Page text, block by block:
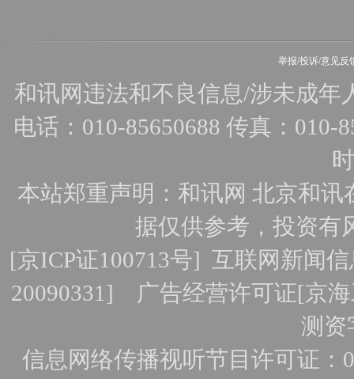
举报/投诉/意见反
和讯网违法和不良信息/涉未成年
电话：010-85650688 传真：010-
本站郑重声明：和讯网 北京和
据仅供参考，投资有
[京ICP证100713号]互联网新闻
20090331] 广告经营许可证[京
测资
信息网络传播视听节目许可证：